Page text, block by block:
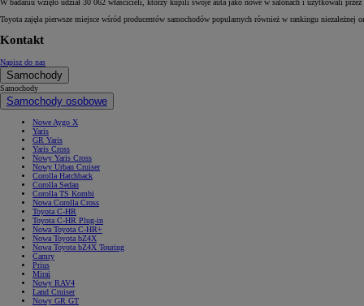
W badaniu wzięło udział 30 062 właścicieli, którzy kupili swoje auta jako nowe w salonach i użytkowali
Toyota zajęła pierwsze miejsce wśród producentów samochodów popularnych również w rankingu
Kontakt
Napisz do nas
Samochody
Samochody
Samochody osobowe
Nowe Aygo X
Yaris
GR Yaris
Yaris Cross
Nowy Yaris Cross
Nowy Urban Cruiser
Corolla Hatchback
Corolla Sedan
Corolla TS Kombi
Nowa Corolla Cross
Toyota C-HR
Toyota C-HR Plug-in
Nowa Toyota C-HR+
Nowa Toyota bZ4X
Nowa Toyota bZ4X Touring
Camry
Prius
Mirai
Nowy RAV4
Land Cruiser
Nowy GR GT